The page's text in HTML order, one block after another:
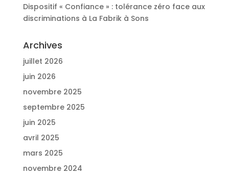
Dispositif « Confiance » : tolérance zéro face aux
discriminations à La Fabrik à Sons
Archives
juillet 2026
juin 2026
novembre 2025
septembre 2025
juin 2025
avril 2025
mars 2025
novembre 2024